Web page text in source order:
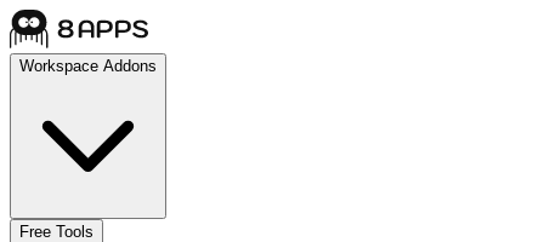
Workspace Addons
Free Tools